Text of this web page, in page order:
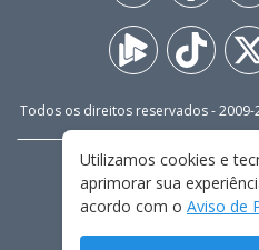
Todos os direitos reservados - 2009-
FALE
TERMOS E
Utilizamos cookies e
aprimorar sua
acordo com o Aviso de